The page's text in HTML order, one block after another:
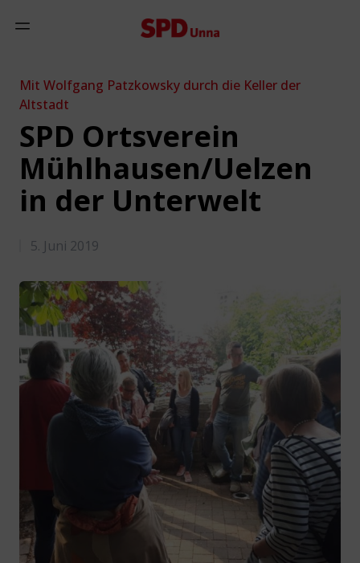
Mobiles Menü anzeigen
Mit Wolfgang Patzkowsky durch die Keller der
Altstadt
SPD Ortsverein
Mühlhausen/Uelzen
in der Unterwelt
5. Juni 2019